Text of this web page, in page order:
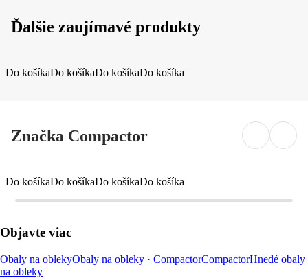
Ďalšie zaujímavé produkty
Do košíkaDo košíkaDo košíkaDo košíka
Značka Compactor
Do košíkaDo košíkaDo košíkaDo košíka
Objavte viac
Obaly na oblekyObaly na obleky · CompactorCompactorHnedé obaly
na obleky